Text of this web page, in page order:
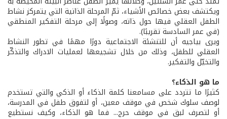
ويكتشف بعض خصائص الأشياء، ثمّ المرحلة الذاتية التي يتمركز نشاط
الطفل العقلي فيها حول ذاته، وصولًا إلى مرحلة التفكير المنطقي
(في عمر السادسة تقريبًا).
ويرى بياجيه أن للتنشئة الاجتماعية دورًا مهمًا في تطور النشاط
العقلي للطفل، وذلك من خلال تشجيعها لعمليات الادراك والتذكّر
والتخيّل والتفكير.
ما هو الذكاء؟
كثيرًا ما تتردد على مسامعنا كلمة الذكاء أو الذكي والتي تستخدم
لوصف سلوك شخص في موقف معين، أو لتفوق طفل في المدرسة،
أو لتصرف لبق في موقف حرج... فما هو الذكاء، وكيف نستطيع